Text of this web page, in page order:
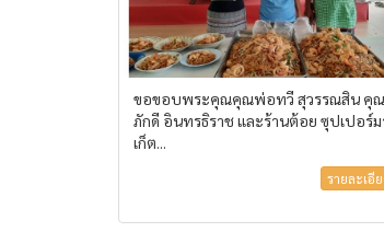
ขอขอบพระคุณคุณพ่อทวี สุวรรณสิน คุณ
ภักดี อินทรธิราช และร้านต้อย ซุปเปอร์ม
เก็ต...
รายละเอี